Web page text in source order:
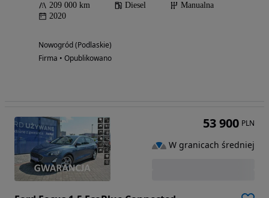
209 000 km Diesel
Manualna
2020
Nowogród (Podlaskie)
Firma • Opublikowano
53 900 PLN
W granicach średniej